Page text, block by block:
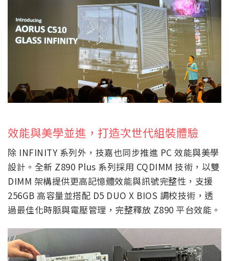
效能與美學並進，打造次世代組裝體驗
除 INFINITY 系列外，技嘉也同步推進 PC 效能與美學
設計。全新 Z890 Plus 系列採用 CQDIMM 技術，以雙
DIMM 架構提供更高記憶體效能與訊號完整性，支援
256GB 高容量並搭配 D5 DUO X BIOS 調校技術，透
過最佳化時脈與電壓管理，完整釋放 Z890 平台效能。